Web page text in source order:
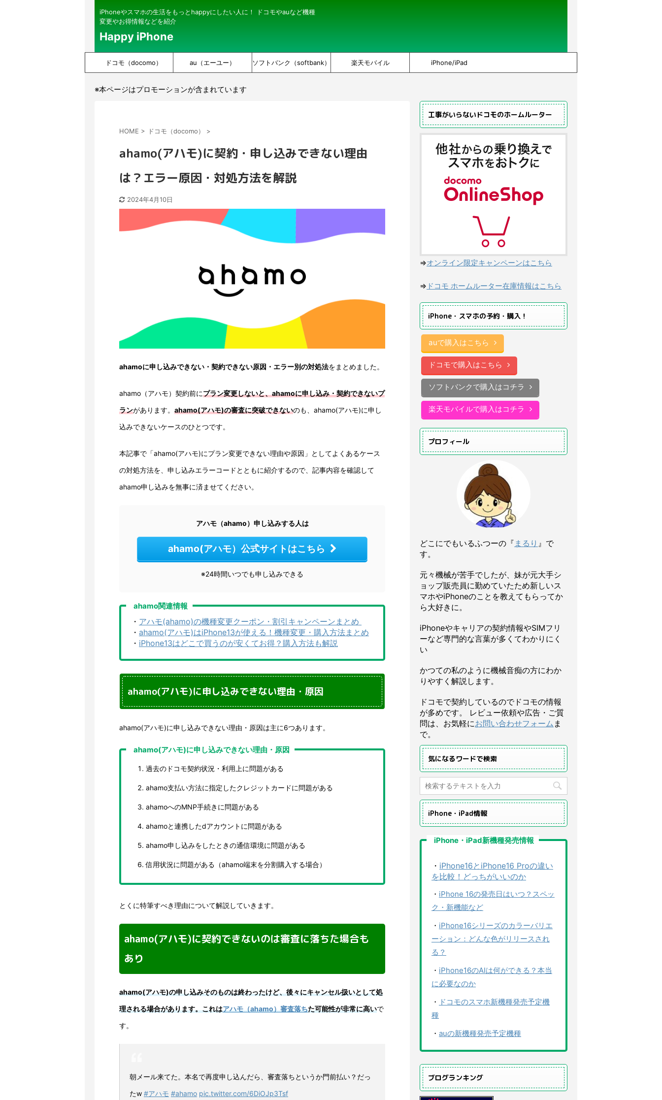
iPhoneやスマホの生活をもっとhappyにしたい人に！ ドコモやauなど機種
変更やお得情報などを紹介
Happy iPhone
ドコモ（docomo） au（エーユー） ソフトバンク（softbank） 楽天モバイル iPhone/iPad
※本ページはプロモーションが含まれています
HOME > ドコモ（docomo） >
ahamo(アハモ)に契約・申し込みできない理由
は？エラー原因・対処方法を解説
2024年4月10日
ahamoに申し込みできない・契約できない原因・エラー別の対処法をまとめました。
ahamo（アハモ）契約前にプラン変更しないと、ahamoに申し込み・契約できないプ
ランがあります。 ahamo(アハモ)の審査に突破できないのも、ahamo(アハモ)に申し
込みできないケースのひとつです。
本記事で「ahamo(アハモ)にプラン変更できない理由や原因」としてよくあるケース
の対処方法を、申し込みエラーコードとともに紹介するので、記事内容を確認して
ahamo申し込みを無事に済ませてください。
アハモ（ahamo）申し込みする人は
ahamo(アハモ）公式サイトはこちら
※24時間いつでも申し込みできる
ahamo関連情報
・ ア‌ハ‌モ‌(ahamo)‌の‌機‌種‌変‌更‌クー‌ポ‌ン・‌割‌引‌キャ‌ン‌ペー‌ン‌ま‌と‌め‌ ‌
・ ahamo(アハモ)はiPhone13が使える！機種変更・購入方法まとめ
・ iPhone13はどこで買うのが安くてお得？購入方法も解説
ahamo(アハモ)に申し込みできない理由・原因
ahamo(アハモ)に申し込みできない理由・原因は主に6つあります。
ahamo(アハモ)に申し込みできない理由・原因
過去のドコモ契約状況・利用上に問題がある
ahamo支払い方法に指定したクレジットカードに問題がある
ahamoへのMNP手続きに問題がある
ahamoと連携したdアカウントに問題がある
ahamo申し込みをしたときの通信環境に問題がある
信用状況に問題がある（ahamo端末を分割購入する場合）
とくに特筆すべき理由について解説していきます。
ahamo(アハモ)に契約できないのは審査に落ちた場合も
あり
ahamo(アハモ)の申し込みそのものは終わったけど、後々にキャンセル扱いとして処
理される場合があります。これはアハモ（ahamo）審査落ちた可能性が非常に高いで
す。
朝メール来てた。本名で再度申し込んだら、審査落ちというか門前払い？だっ
たw #アハモ #ahamo pic.twitter.com/6DiOJp3Tsf
工事がいらないドコモのホームルーター
⇒オンライン限定キャンペーンはこちら
⇒ ドコモ ホームルーター在庫情報はこちら
iPhone・スマホの予約・購入！
auで購入はこちら
ドコモで購入はこちら
ソフトバンクで購入はコチラ
楽天モバイルで購入はコチラ
プロフィール
どこにでもいるふつーの『 まるり 』で
す。
元々機械が苦手でしたが、妹が元大手シ
ョップ販売員に勤めていたため新しいス
マホやiPhoneのことを教えてもらってか
ら大好きに。
iPhoneやキャリアの契約情報やSIMフリ
ーなど専門的な言葉が多くてわかりにく
い
かつての私のように機械音痴の方にわか
りやすく解説します。
ドコモで契約しているのでドコモの情報
が多めです。 レビュー依頼や広告・ご質
問は、お気軽にお問い合わせフォーム ま
で。
気になるワードで検索
iPhone・iPad情報
iPhone・iPad新機種発売情報
・ iPhone16とiPhone16 Proの違い
を比較！どっちがいいのか
・ iPhone 16の発売日はいつ？スペッ
ク・新機能など
・ iPhone16シリーズのカラーバリエ
ーション：どんな色がリリースされ
る？
・ iPhone16のAIは何ができる？本当
に必要なのか
・ ドコモのスマホ新機種発売予定機
種
・ auの新機種発売予定機種
ブログランキング